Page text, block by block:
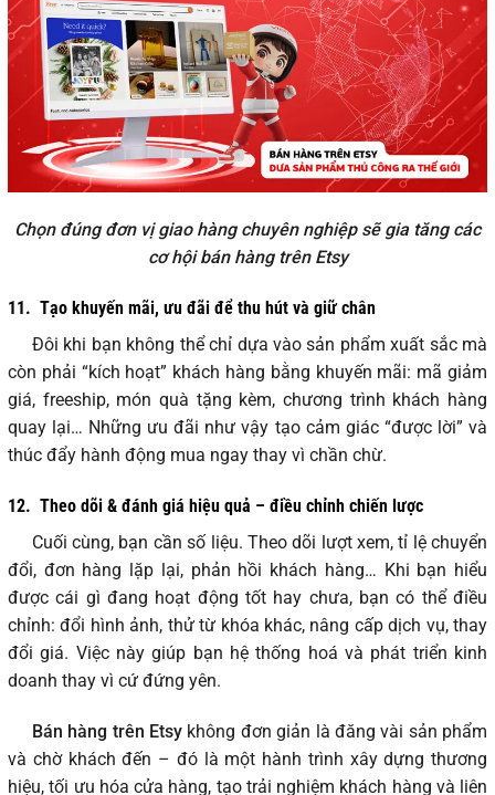
Chọn đúng đơn vị giao hàng chuyên nghiệp sẽ gia tăng các
cơ hội bán hàng trên Etsy
11. Tạo khuyến mãi, ưu đãi để thu hút và giữ chân
Đôi khi bạn không thể chỉ dựa vào sản phẩm xuất sắc mà
còn phải “kích hoạt” khách hàng bằng khuyến mãi: mã giảm
giá, freeship, món quà tặng kèm, chương trình khách hàng
quay lại… Những ưu đãi như vậy tạo cảm giác “được lời” và
thúc đẩy hành động mua ngay thay vì chần chừ.
12. Theo dõi & đánh giá hiệu quả – điều chỉnh chiến lược
Cuối cùng, bạn cần số liệu. Theo dõi lượt xem, tỉ lệ chuyển
đổi, đơn hàng lặp lại, phản hồi khách hàng… Khi bạn hiểu
được cái gì đang hoạt động tốt hay chưa, bạn có thể điều
chỉnh: đổi hình ảnh, thử từ khóa khác, nâng cấp dịch vụ, thay
đổi giá. Việc này giúp bạn hệ thống hoá và phát triển kinh
doanh thay vì cứ đứng yên.
Bán hàng trên Etsy không đơn giản là đăng vài sản phẩm
và chờ khách đến – đó là một hành trình xây dựng thương
hiệu, tối ưu hóa cửa hàng, tạo trải nghiệm khách hàng và liên